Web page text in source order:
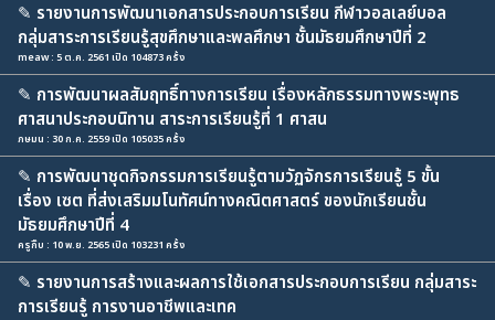
✎ รายงานการพัฒนาเอกสารประกอบการเรียน กีฬาวอลเลย์บอล
กลุ่มสาระการเรียนรู้สุขศึกษาและพลศึกษา ชั้นมัธยมศึกษาปีที่ 2
meaw : 5 ต.ค. 2561 เปิด 104873 ครั้ง
✎ การพัฒนาผลสัมฤทธิ์ทางการเรียน เรื่องหลักธรรมทางพระพุทธ
ศาสนาประกอบนิทาน สาระการเรียนรู้ที่ 1 ศาสน
ภษมน : 30 ก.ค. 2559 เปิด 105035 ครั้ง
✎ การพัฒนาชุดกิจกรรมการเรียนรู้ตามวัฏจักรการเรียนรู้ 5 ขั้น
เรื่อง เซต ที่ส่งเสริมมโนทัศน์ทางคณิตศาสตร์ ของนักเรียนชั้น
มัธยมศึกษาปีที่ 4
ครูกิ๊บ : 10 พ.ย. 2565 เปิด 103231 ครั้ง
✎ รายงานการสร้างและผลการใช้เอกสารประกอบการเรียน กลุ่มสาระ
การเรียนรู้ การงานอาชีพและเทค